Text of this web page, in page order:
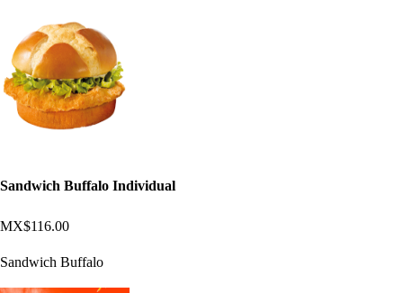
Sandwich Buffalo Individual
MX$116.00
Sandwich Buffalo